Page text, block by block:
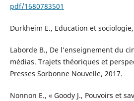
pdf/1680783501
Durkheim E., Education et sociologie,
Laborde B., De l’enseignement du
médias. Trajets théoriques et
Presses Sorbonne Nouvelle, 2017.
Nonnon E., « Goody J., Pouvoirs et